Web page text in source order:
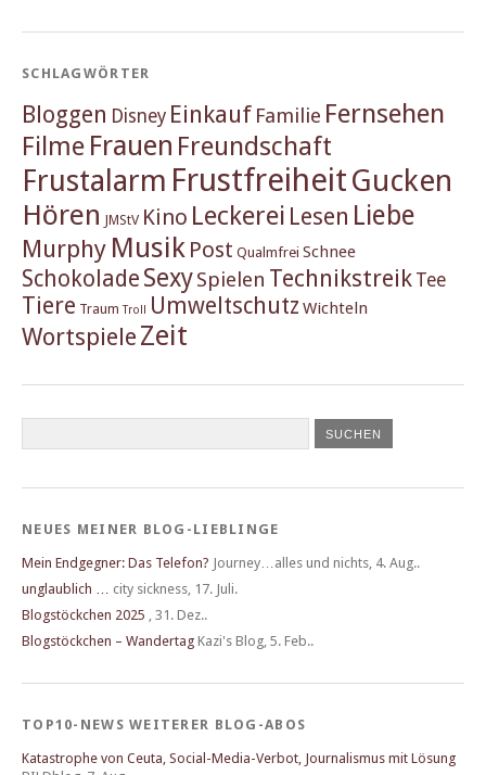
SCHLAGWÖRTER
Bloggen Disney Einkauf Familie Fernsehen
Filme Frauen Freundschaft
Frustalarm FrustfreiheitGucken
Hören JMStV Kino Leckerei Lesen Liebe
Murphy Musik Post Qualmfrei Schnee
Schokolade SexySpielen Technikstreik Tee
Tiere Traum Troll Umweltschutz Wichteln
Wortspiele Zeit
NEUES MEINER BLOG-LIEBLINGE
Mein Endgegner: Das Telefon? Journey…alles und nichts 4. Aug..
unglaublich …
city sickness 17. Juli.
Blogstöckchen 2025
31. Dez..
Blogstöckchen – Wandertag Kazi's Blog 5. Feb..
TOP10-NEWS WEITERER BLOG-ABOS
Katastrophe von Ceuta, Social-Media-Verbot, Journalismus mit Lösung